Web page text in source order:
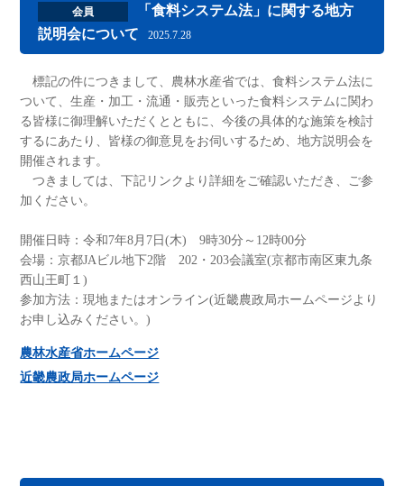
会員
「食料システム法」に関する地方
説明会について
2025.7.28
標記の件につきまして、農林水産省では、食料システム法に
ついて、生産・加工・流通・販売といった食料システムに関わ
る皆様に御理解いただくとともに、今後の具体的な施策を検討
するにあたり、皆様の御意見をお伺いするため、地方説明会を
開催されます。
つきましては、下記リンクより詳細をご確認いただき、ご参
加ください。
開催日時：令和7年8月7日(木) 9時30分～12時00分
会場：京都JAビル地下2階 202・203会議室(京都市南区東九条
西山王町１)
参加方法：現地またはオンライン(近畿農政局ホームページより
お申し込みください。)
農林水産省ホームページ
近畿農政局ホームページ